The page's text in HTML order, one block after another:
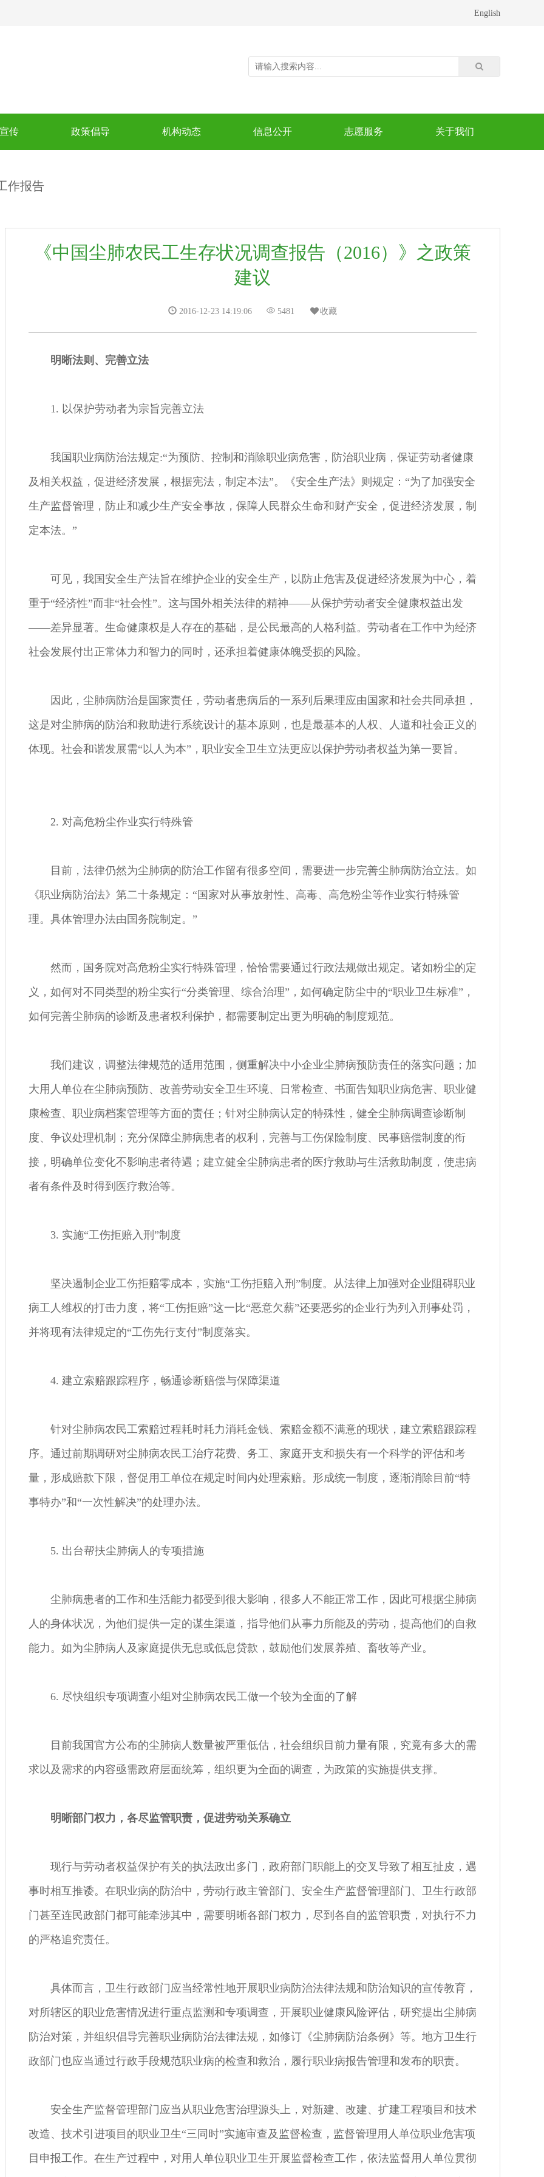
English
传 政策倡导 机构动态 信息公开 志愿服务 关于我们
作报告
《中国尘肺农民工生存状况调查报告（2016）》之政策
建议
2016-12-23 14:19:06 5481 收藏
明晰法则、完善立法
1. 以保护劳动者为宗旨完善立法
我国职业病防治法规定:“为预防、控制和消除职业病危害，防治职业病，保证劳动者健康
及相关权益，促进经济发展，根据宪法，制定本法”。《安全生产法》则规定：“为了加强安全
生产监督管理，防止和减少生产安全事故，保障人民群众生命和财产安全，促进经济发展，制
定本法。”
可见，我国安全生产法旨在维护企业的安全生产，以防止危害及促进经济发展为中心，着
重于“经济性”而非“社会性”。这与国外相关法律的精神——从保护劳动者安全健康权益出发
——差异显著。生命健康权是人存在的基础，是公民最高的人格利益。劳动者在工作中为经济
社会发展付出正常体力和智力的同时，还承担着健康体魄受损的风险。
因此，尘肺病防治是国家责任，劳动者患病后的一系列后果理应由国家和社会共同承担，
这是对尘肺病的防治和救助进行系统设计的基本原则，也是最基本的人权、人道和社会正义的
体现。社会和谐发展需“以人为本”，职业安全卫生立法更应以保护劳动者权益为第一要旨。
2. 对高危粉尘作业实行特殊管
目前，法律仍然为尘肺病的防治工作留有很多空间，需要进一步完善尘肺病防治立法。如
《职业病防治法》第二十条规定：“国家对从事放射性、高毒、高危粉尘等作业实行特殊管
理。具体管理办法由国务院制定。”
然而，国务院对高危粉尘实行特殊管理，恰恰需要通过行政法规做出规定。诸如粉尘的定
义，如何对不同类型的粉尘实行“分类管理、综合治理”，如何确定防尘中的“职业卫生标准”，
如何完善尘肺病的诊断及患者权利保护，都需要制定出更为明确的制度规范。
我们建议，调整法律规范的适用范围，侧重解决中小企业尘肺病预防责任的落实问题；加
大用人单位在尘肺病预防、改善劳动安全卫生环境、日常检查、书面告知职业病危害、职业健
康检查、职业病档案管理等方面的责任；针对尘肺病认定的特殊性，健全尘肺病调查诊断制
度、争议处理机制；充分保障尘肺病患者的权利，完善与工伤保险制度、民事赔偿制度的衔
接，明确单位变化不影响患者待遇；建立健全尘肺病患者的医疗救助与生活救助制度，使患病
者有条件及时得到医疗救治等。
3. 实施“工伤拒赔入刑”制度
坚决遏制企业工伤拒赔零成本，实施“工伤拒赔入刑”制度。从法律上加强对企业阻碍职业
病工人维权的打击力度，将“工伤拒赔”这一比“恶意欠薪”还要恶劣的企业行为列入刑事处罚，
并将现有法律规定的“工伤先行支付”制度落实。
4. 建立索赔跟踪程序，畅通诊断赔偿与保障渠道
针对尘肺病农民工索赔过程耗时耗力消耗金钱、索赔金额不满意的现状，建立索赔跟踪程
序。通过前期调研对尘肺病农民工治疗花费、务工、家庭开支和损失有一个科学的评估和考
量，形成赔款下限，督促用工单位在规定时间内处理索赔。形成统一制度，逐渐消除目前“特
事特办”和“一次性解决”的处理办法。
5. 出台帮扶尘肺病人的专项措施
尘肺病患者的工作和生活能力都受到很大影响，很多人不能正常工作，因此可根据尘肺病
人的身体状况，为他们提供一定的谋生渠道，指导他们从事力所能及的劳动，提高他们的自救
能力。如为尘肺病人及家庭提供无息或低息贷款，鼓励他们发展养殖、畜牧等产业。
6. 尽快组织专项调查小组对尘肺病农民工做一个较为全面的了解
目前我国官方公布的尘肺病人数量被严重低估，社会组织目前力量有限，究竟有多大的需
求以及需求的内容亟需政府层面统筹，组织更为全面的调查，为政策的实施提供支撑。
明晰部门权力，各尽监管职责，促进劳动关系确立
现行与劳动者权益保护有关的执法政出多门，政府部门职能上的交叉导致了相互扯皮，遇
事时相互推诿。在职业病的防治中，劳动行政主管部门、安全生产监督管理部门、卫生行政部
门甚至连民政部门都可能牵涉其中，需要明晰各部门权力，尽到各自的监管职责，对执行不力
的严格追究责任。
具体而言，卫生行政部门应当经常性地开展职业病防治法律法规和防治知识的宣传教育，
对所辖区的职业危害情况进行重点监测和专项调查，开展职业健康风险评估，研究提出尘肺病
防治对策，并组织倡导完善职业病防治法律法规，如修订《尘肺病防治条例》等。地方卫生行
政部门也应当通过行政手段规范职业病的检查和救治，履行职业病报告管理和发布的职责。
安全生产监督管理部门应当从职业危害治理源头上，对新建、改建、扩建工程项目和技术
改造、技术引进项目的职业卫生“三同时”实施审查及监督检查，监督管理用人单位职业危害项
目申报工作。在生产过程中，对用人单位职业卫生开展监督检查工作，依法监督用人单位贯彻